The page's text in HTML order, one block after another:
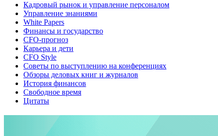
Кадровый рынок и управление персоналом
Управление знаниями
White Papers
Финансы и государство
CFO-прогноз
Карьера и дети
CFO Style
Советы по выступлению на конференциях
Обзоры деловых книг и журналов
История финансов
Свободное время
Цитаты